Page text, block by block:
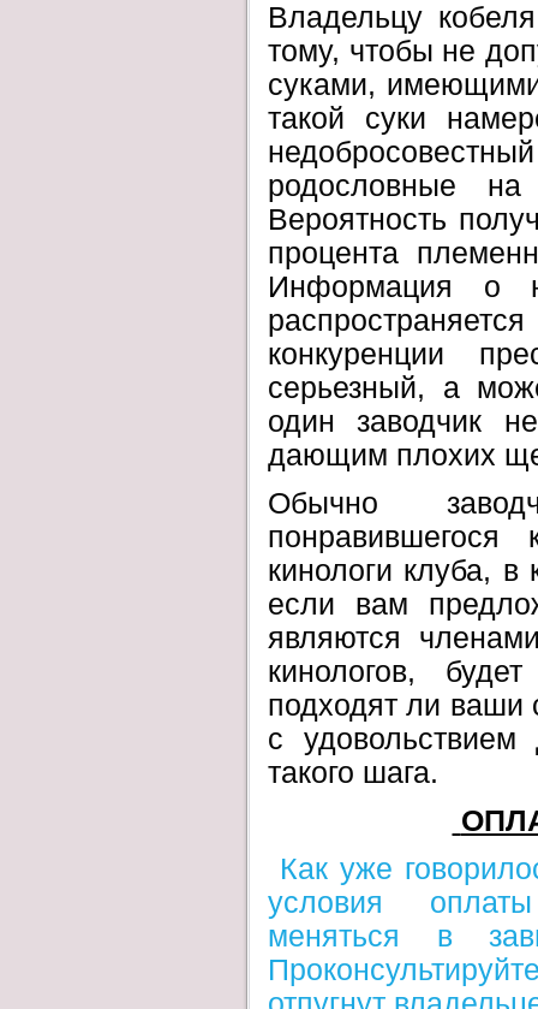
Владельцу
тому, чтобы не
суками,
такой суки
родословные
Вероятность
процента
Информация о
конкуренции
серьезный, а
один заводчик
дающим плохих
Обычно
кинологи клуба, в
если вам
являются
кинологов,
подходят ли ваши
с
такого шага.
Как уже
условия оплаты
меняться в